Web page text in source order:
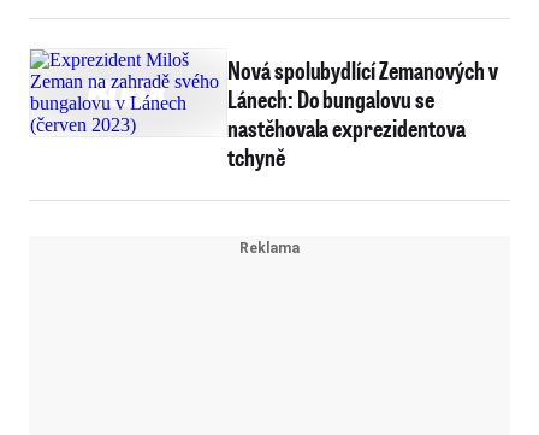
Nová spolubydlící Zemanových v
Lánech: Do bungalovu se
nastěhovala exprezidentova
tchyně